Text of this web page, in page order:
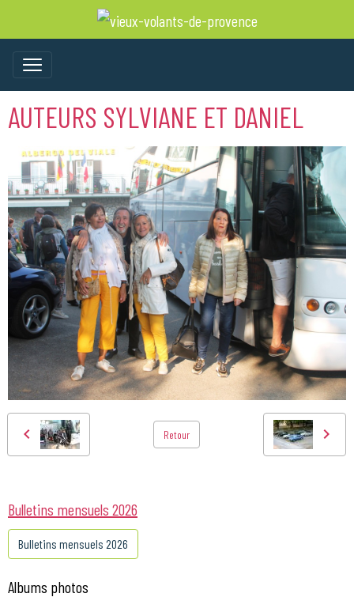
AUTEURS SYLVIANE ET DANIEL
Retour
Bulletins mensuels 2026
Bulletins mensuels 2026
Albums photos